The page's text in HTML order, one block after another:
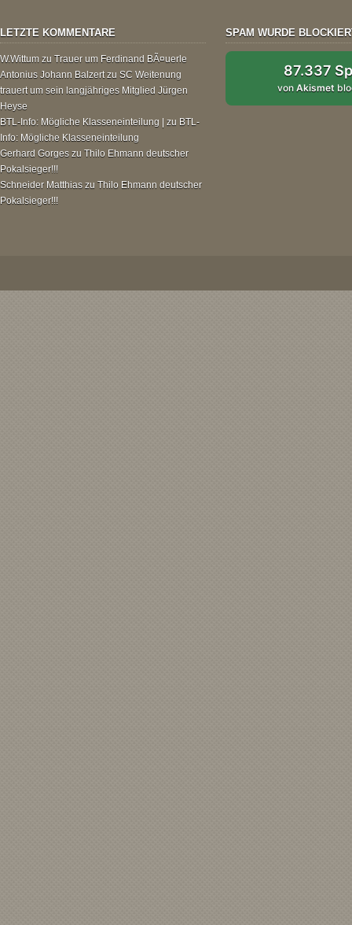
LETZTE KOMMENTARE
W.Wittum zu Trauer um Ferdinand BÃ¤uerle
Antonius Johann Balzertzu SC Weitenung
trauert um sein langjähriges Mitglied Jürgen
Heyse
BTL-Info: Mögliche Klasseneinteilung | zu BTL-
Info: Mögliche Klasseneinteilung
Gerhard Gorges zu Thilo Ehmann deutscher
Pokalsieger!!!
Schneider Matthias zu Thilo Ehmann deutscher
Pokalsieger!!!
SPAM WURDE
87.337
vonAkismet